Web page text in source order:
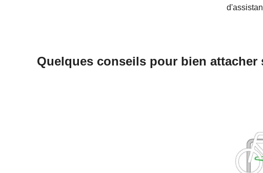
Quelques conseils pour bien attacher